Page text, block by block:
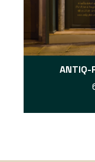
ANTIQ-